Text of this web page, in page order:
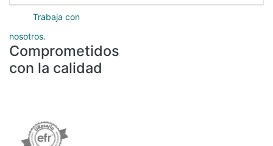
Trabaja con
nosotros.
Comprometidos
con la calidad